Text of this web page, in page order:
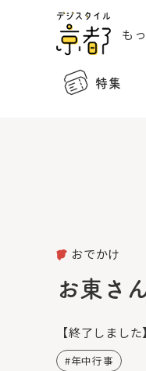
も
特集
おでかけ
お東さ
【終了しました】
年中行事